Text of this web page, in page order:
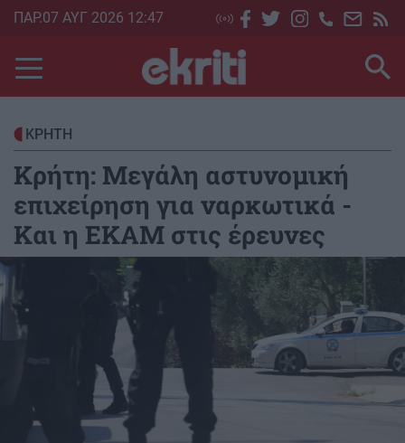
Skip
main
content
ΠΑΡ.07 ΑΥΓ 2026 12:47
ΚΡΗΤΗ
Κρήτη: Μεγάλη αστυνομική
επιχείρηση για ναρκωτικά -
Και η ΕΚΑΜ στις έρευνες